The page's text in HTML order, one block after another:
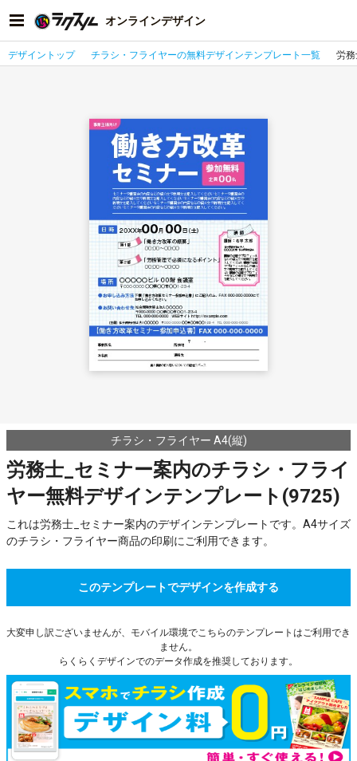
オンラインデザイン
デザイントップ チラシ・フライヤーの無料デザインテンプレート一覧 労
チラシ・フライヤー A4(縦)
労務士_セミナー案内のチラシ・フライ
ヤー無料デザインテンプレート(9725)
これは労務士_セミナー案内のデザインテンプレートです。A4サイズ
のチラシ・フライヤー商品の印刷にご利用できます。
このテンプレートでデザインを作成する
大変申し訳ございませんが、モバイル環境でこちらのテンプレートはご利用でき
ません。
らくらくデザインでのデータ作成を推奨しております。